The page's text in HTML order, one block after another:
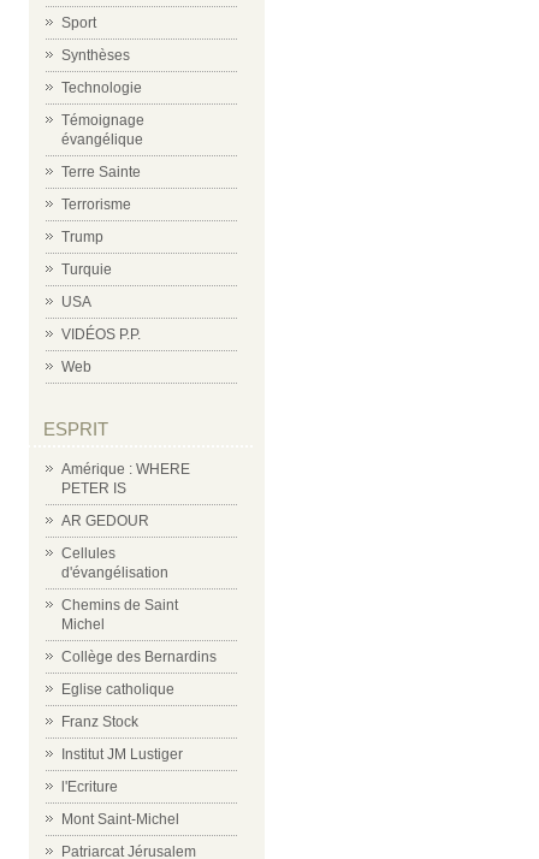
Sport
Synthèses
Technologie
Témoignage
évangélique
Terre Sainte
Terrorisme
Trump
Turquie
USA
VIDÉOS P.P.
Web
ESPRIT
Amérique : WHERE
PETER IS
AR GEDOUR
Cellules
d'évangélisation
Chemins de Saint
Michel
Collège des Bernardins
Eglise catholique
Franz Stock
Institut JM Lustiger
l'Ecriture
Mont Saint-Michel
Patriarcat Jérusalem